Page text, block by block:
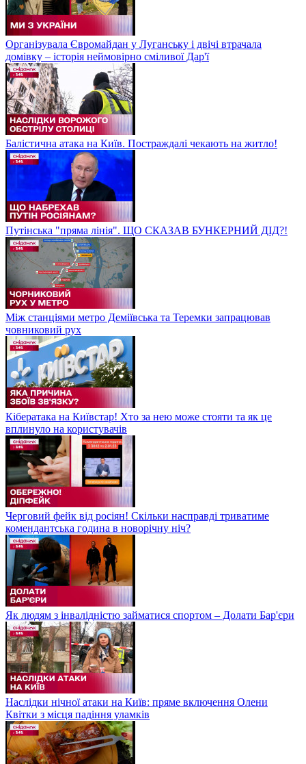
Організувала Євромайдан у Луганську і двічі втрачала
домівку – історія неймовірно сміливої Дар'ї
Балістична атака на Київ. Постраждалі чекають на житло!
Путінська "пряма лінія". ЩО СКАЗАВ БУНКЕРНИЙ ДІД?!
Між станціями метро Деміївська та Теремки запрацював
човниковий рух
Кібератака на Київстар! Хто за нею може стояти та як це
вплинуло на користувачів
Черговий фейк від росіян! Скільки насправді триватиме
комендантська година в новорічну ніч?
Як людям з інвалідністю займатися спортом – Долати Бар'єри
Наслідки нічної атаки на Київ: пряме включення Олени
Квітки з місця падіння уламків